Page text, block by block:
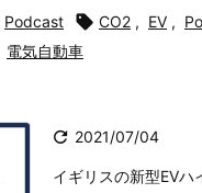
Podcast  CO2 , EV ,
電気自動車
 2021/07/04
イギリスの新型EV